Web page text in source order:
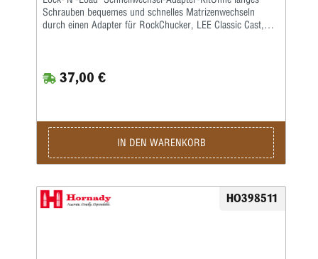
Schrauben bequemes und schnelles Matrizenwechseln
durch einen Adapter für RockChucker, LEE Classic Cast,
einsetzbar, neues Justieren entfällt.Adapter mit einer
Vierteldrehung auf der Presse arretieren und schon können
37,00 €
IN DEN WARENKORB
HO398511